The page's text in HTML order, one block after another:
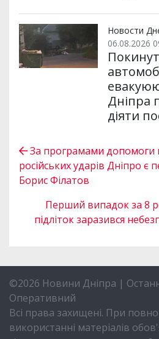
Новости
06.08.2026
Дніпра
діяти
За програмами допомоги
російських ударів Дніпро є
Борис Філатов
Перший випадок за 8
підліток заразився
©2026 Новини Дніпра |
Оперативний
Всі права захищені. При
використанні матеріалів